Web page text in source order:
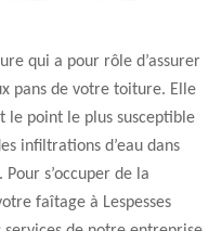
qui a pour rôle d’assurer
pans de votre toiture. Elle
le point le plus susceptible
infiltrations d’eau dans
s’occuper de la
faîtage à Lespesses